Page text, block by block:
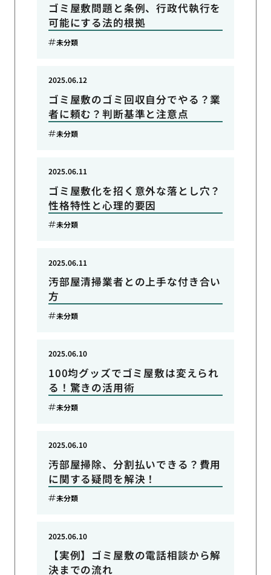
ゴミ屋敷問題と条例、行政代執行を
可能にする法的根拠
未分類
ゴミ屋敷のゴミ回収自分でやる？業
者に頼む？判断基準と注意点
2025.06.12
未分類
ゴミ屋敷化を招く意外な落とし穴？
性格特性と心理的要因
2025.06.11
未分類
汚部屋清掃業者との上手な付き合い
方
2025.06.11
未分類
100均グッズでゴミ屋敷は変えられ
る！驚きの活用術
2025.06.10
未分類
汚部屋掃除、分割払いできる？費用
に関する疑問を解決！
2025.06.10
未分類
【実例】ゴミ屋敷の電話相談から解
決までの流れ
2025.06.10